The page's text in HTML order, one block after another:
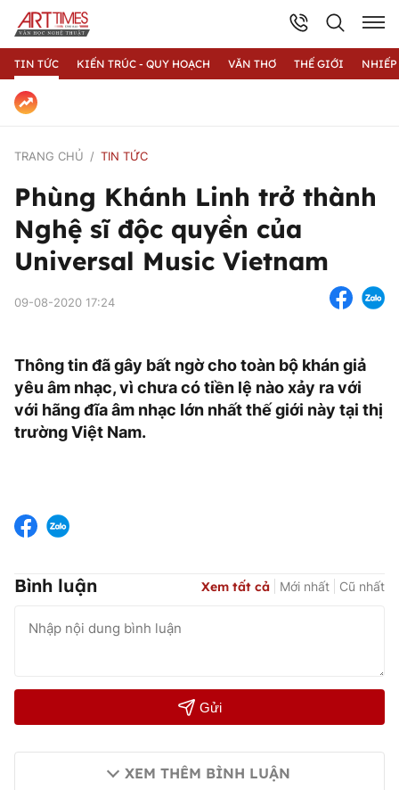
TIN TỨC KIẾN TRÚC - QUY HOẠCH VĂN THƠ THẾ GIỚI
TRANG CHỦ TIN TỨC
Phùng Khánh Linh trở thành
Nghệ sĩ độc quyền của
Universal Music Vietnam
09-08-2020 17:24
Thông tin đã gây bất ngờ cho toàn bộ khán giả
yêu âm nhạc, vì chưa có tiền lệ nào xảy ra với
với hãng đĩa âm nhạc lớn nhất thế giới này tại thị
trường Việt Nam.
Bình luận Xem tất cả Mới nhất Cũ nhất
Gửi
XEM THÊM BÌNH LUẬN